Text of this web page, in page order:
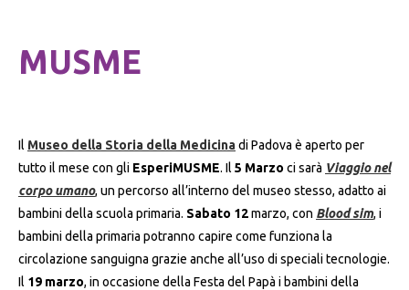
MUSME
Il Museo della Storia della Medicinadi Padova è aperto per
tutto il mese con gli EsperiMUSME. Il 5 Marzo ci sarà Viaggio nel
corpo umano, un percorso all’interno del museo stesso, adatto ai
bambini della scuola primaria. Sabato 12marzo, con Blood sim, i
bambini della primaria potranno capire come funziona la
circolazione sanguigna grazie anche all’uso di speciali tecnologie.
Il 19 marzo, in occasione della Festa del Papà i bambini della